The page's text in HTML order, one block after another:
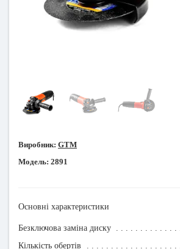
Виробник: GTM
Модель: 2891
Основні характеристики
Безключова заміна диску
Кількість обертів